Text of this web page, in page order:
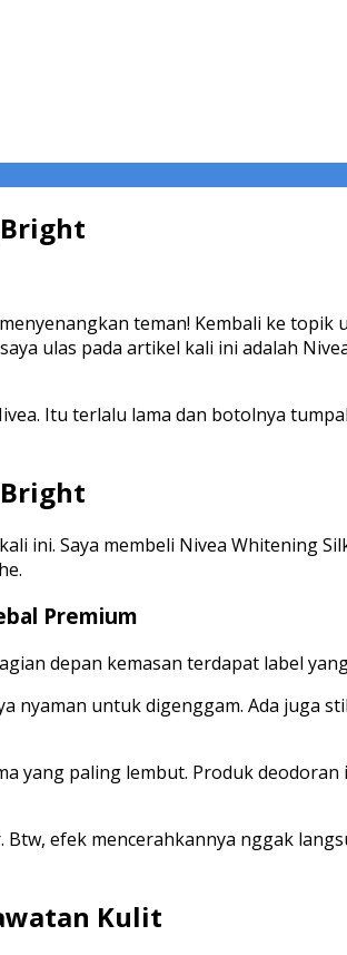
teman! Kembali ke topik
ulas pada artikel kali ini adalah
Itu terlalu lama dan botolnya
ini. Saya membeli Nivea Whitening
Premium
depan kemasan terdapat label
untuk digenggam. Ada juga
yang paling lembut. Produk
efek mencerahkannya nggak
Kulit